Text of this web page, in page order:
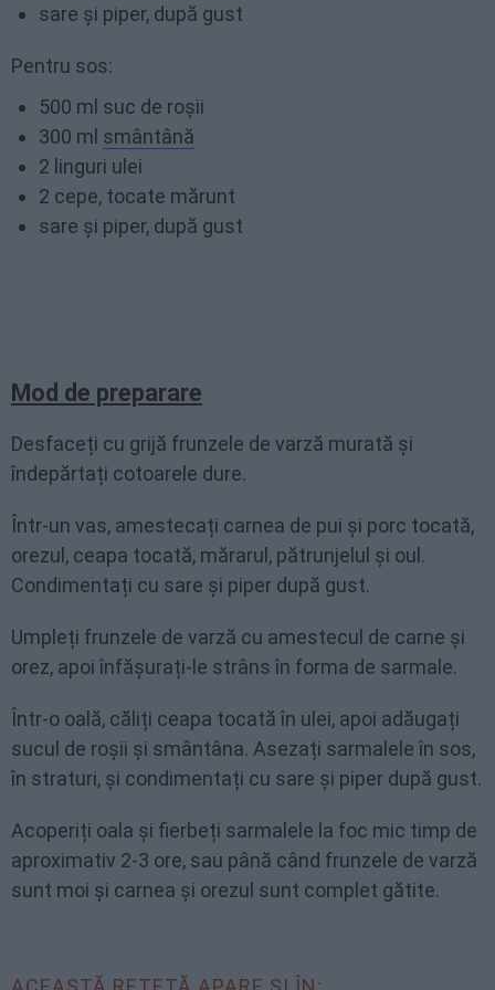
sare și piper, după gust
Pentru sos:
500 ml suc de roșii
300 ml smântână
2 linguri ulei
2 cepe, tocate mărunt
sare și piper, după gust
Mod de preparare
Desfaceți cu grijă frunzele de varză murată și
îndepărtați cotoarele dure.
Într-un vas, amestecați carnea de pui și porc tocată,
orezul, ceapa tocată, mărarul, pătrunjelul și oul.
Condimentați cu sare și piper după gust.
Umpleți frunzele de varză cu amestecul de carne și
orez, apoi înfășurați-le strâns în forma de sarmale.
Într-o oală, căliți ceapa tocată în ulei, apoi adăugați
sucul de roșii și smântâna. Asezați sarmalele în sos,
în straturi, și condimentați cu sare și piper după gust.
Acoperiți oala și fierbeți sarmalele la foc mic timp de
aproximativ 2-3 ore, sau până când frunzele de varză
sunt moi și carnea și orezul sunt complet gătite.